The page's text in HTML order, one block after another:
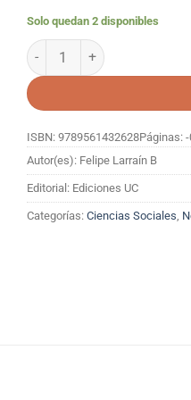
Solo quedan 2 disponibles
CHILE 2050 : UN PAIS,
ISBN: 9789561432628Páginas:
Autor(es): Felipe Larraín B
Editorial: Ediciones UC
Categorías: Ciencias Sociales,